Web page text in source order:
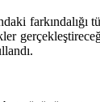
farkındalığı